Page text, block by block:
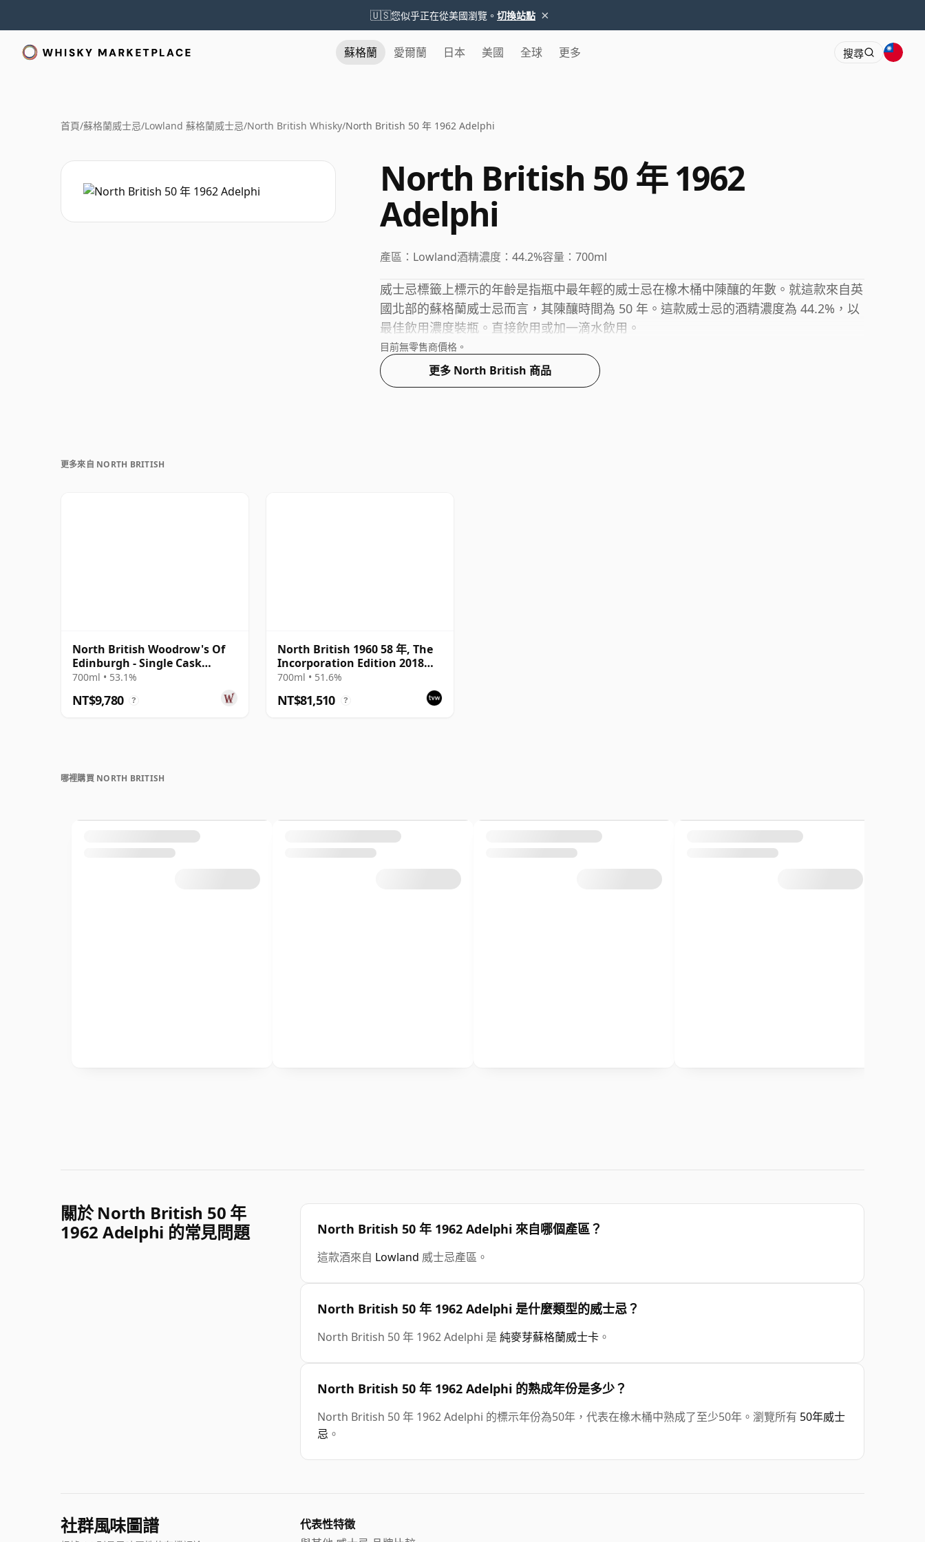
🇺🇸您似乎正在從美國瀏覽。 切換站點 ×
蘇格蘭 愛爾蘭 日本 美國 全球 更多 搜尋
首頁/蘇格蘭威士忌/Lowland 蘇格蘭威士忌/North British Whisky/North British 50 年 1962 Adelphi
North British 50 年 1962
Adelphi
產區： Lowland酒精濃度： 44.2%容量： 700ml
威士忌標籤上標示的年齡是指瓶中最年輕的威士忌在橡木桶中陳釀的年數。就這款來自英
國北部的蘇格蘭威士忌而言，其陳釀時間為 50 年。這款威士忌的酒精濃度為 44.2%，以
最佳飲用濃度裝瓶。直接飲用或加一滴水飲用。
目前無零售商價格。
更多 North British 商品
更多來自 NORTH BRITISH
North British Woodrow's Of
Edinburgh - Single Cask
#74421 1978 46 年
700ml • 53.1%
NT$9,780 ?
North British 1960 58 年, The
Incorporation Edition 2018
Bottling
700ml • 51.6%
NT$81,510 ?
哪裡購買 NORTH BRITISH
關於 North British 50 年
1962 Adelphi 的常見問題
North British 50 年 1962 Adelphi 來自哪個產區？
這款酒來自 Lowland 威士忌產區。
North British 50 年 1962 Adelphi 是什麼類型的威士忌？
North British 50 年 1962 Adelphi 是 純麥芽蘇格蘭威士卡 。
North British 50 年 1962 Adelphi 的熟成年份是多少？
North British 50 年 1962 Adelphi 的標示年份為50年，代表在橡木桶中熟成了至少50年。瀏覽所有 50年威士
忌 。
社群風味圖譜
代表性特徵